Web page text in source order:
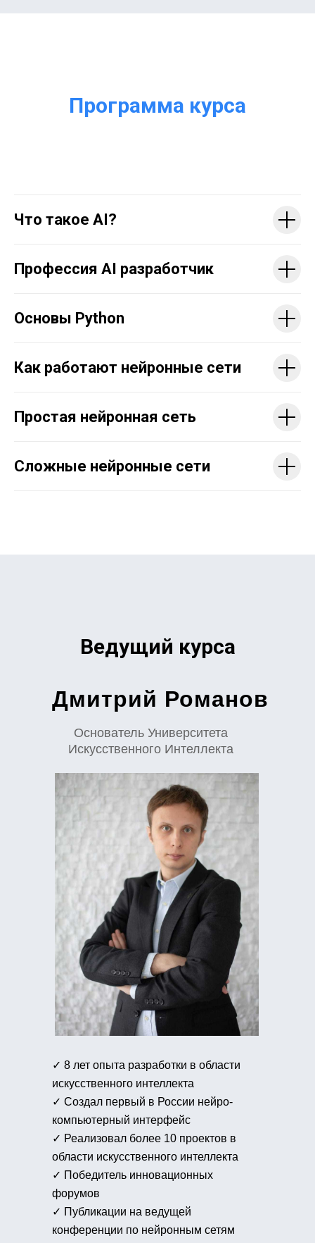
Программа курса
Что такое AI?
Профессия AI разработчик
Основы Python
Как работают нейронные сети
Простая нейронная сеть
Сложные нейронные сети
Ведущий курса
Дмитрий Романов
Основатель Университета
Искусственного Интеллекта
✓ 8 лет опыта разработки в области
искусственного интеллекта
✓ Создал первый в России нейро-
компьютерный интерфейс
✓ Реализовал более 10 проектов в
области искусственного интеллекта
✓ Победитель инновационных
форумов
✓ Публикации на ведущей
конференции по нейронным сетям